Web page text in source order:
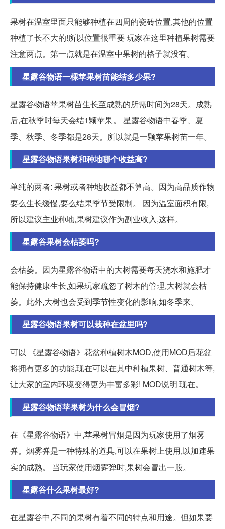
果树在温室里面只能够种植在四周的瓷砖位置,其他的位置
种植了长不大的!所以位置很重要 玩家在这里种植果树需要
注意两点。第一点就是在温室中果树的格子就没有。
星露谷物语一棵苹果树苗能结多少果?
星露谷物语苹果树苗生长至成熟的所需时间为28天。成熟
后,在秋季时每天会结1颗苹果。 星露谷物语中春季、夏
季、秋季、冬季都是28天。所以就是一颗苹果树苗一年。
星露谷物语果树和种地哪个收益高?
单纯的两者: 果树或者种地收益都不算高。因为高品质作物
要么生长缓慢,要么结果季节受限制。 因为温室面积有限,
所以建议主业种地,果树建议作为副业收入,这样。
星露谷果树会枯萎吗?
会枯萎。因为星露谷物语中的大树需要每天浇水和施肥才
能保持健康生长,如果玩家疏忽了树木的管理,大树就会枯
萎。此外,大树也会受到季节性变化的影响,如冬季来。
星露谷物语果树可以栽种在盆里吗?
可以 《星露谷物语》花盆种植树木MOD,使用MOD后花盆
将拥有更多的功能,现在可以在其中种植果树、普通树木等,
让大家的室内环境变得更为丰富多彩! MOD说明 现在。
星露谷物语苹果树为什么会冒烟?
在《星露谷物语》中,苹果树冒烟是因为玩家使用了烟雾
弹。烟雾弹是一种特殊的道具,可以在果树上使用,以加速果
实的成熟。 当玩家使用烟雾弹时,果树会冒出一股。
星露谷什么果树最好?
在星露谷中,不同的果树有着不同的特点和用途。但如果要